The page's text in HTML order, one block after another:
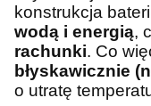
konstrukcja
wodą i energią,
rachunki. Co
błyskawicznie
o utratę